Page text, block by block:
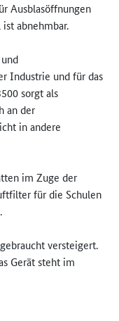
Ausblasöffnungen
abnehmbar.
Industrie und für das
sorgt als
an der
in andere
im Zuge der
für die Schulen
versteigert.
Gerät steht im